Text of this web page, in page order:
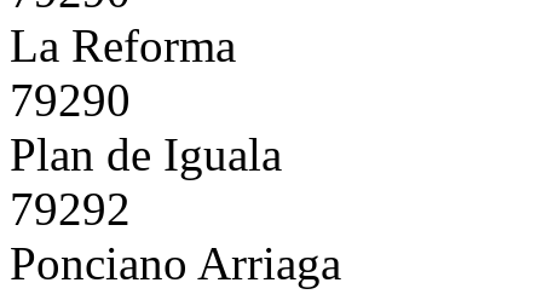
La Reforma
79290
Plan de Iguala
79292
Ponciano Arriaga